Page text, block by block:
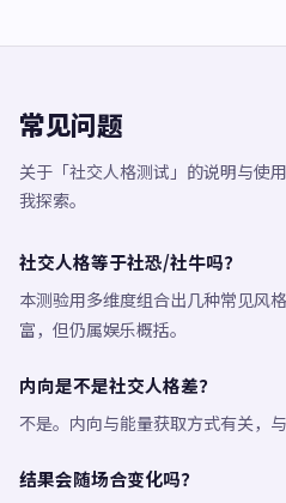
常见问题
关于「社交人格测试」的说明与使
我探索。
社交人格等于社恐/社牛吗？
本测验用多维度组合出几种常见风
富，但仍属娱乐概括。
内向是不是社交人格差？
不是。内向与能量获取方式有关，
结果会随场合变化吗？